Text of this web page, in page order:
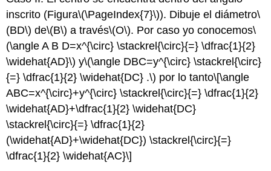
inscrito (Figura\(\PageIndex{7}\)). Dibuje el diámetro\
(BD\) de\(B\) a través\(O\). Por caso yo conocemos\
(\angle A B D=x^{\circ} \stackrel{\circ}{=} \dfrac{1}{2}
\widehat{AD}\) y\(\angle DBC=y^{\circ} \stackrel{\circ}
{=} \dfrac{1}{2} \widehat{DC} .\) por lo tanto\[\angle
ABC=x^{\circ}+y^{\circ} \stackrel{\circ}{=} \dfrac{1}{2}
\widehat{AD}+\dfrac{1}{2} \widehat{DC}
\stackrel{\circ}{=} \dfrac{1}{2}
(\widehat{AD}+\widehat{DC}) \stackrel{\circ}{=}
\dfrac{1}{2} \widehat{AC}\]